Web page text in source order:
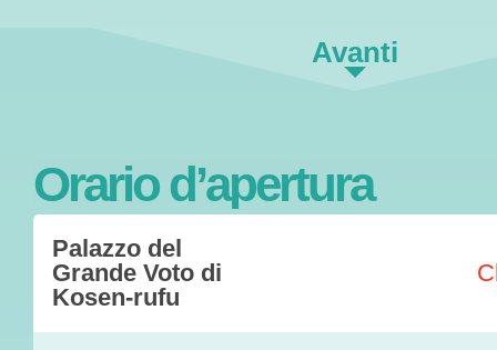
Avanti
Orario d’apertura
Palazzo del
Grande Voto di
Kosen-rufu